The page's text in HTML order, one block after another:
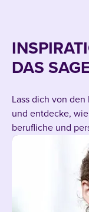
DAS
Lass dich von
und entdecke,
berufliche und